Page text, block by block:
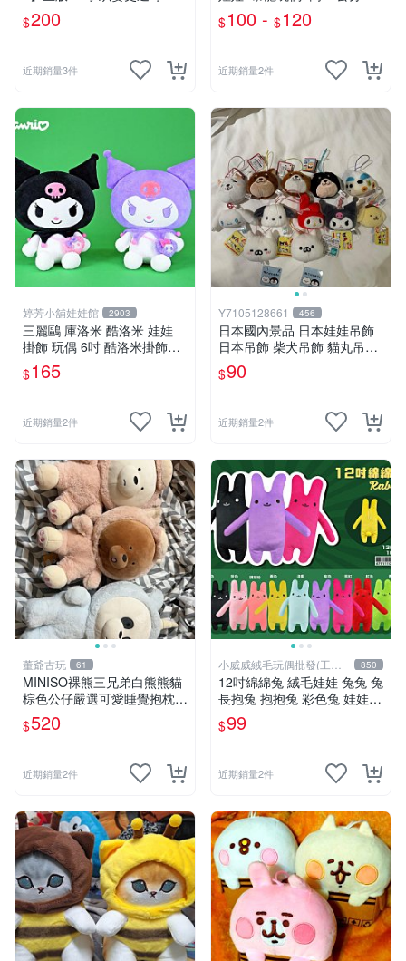
O01
$200
近期銷量3件
龍娃娃~侏儸紀世界~暴龍 暴
龍玩偶~生日/情人禮物~全省
$100 - $120
近期銷量2件
婷芳小舖娃娃館 2903
三麗鷗 庫洛米 酷洛米 娃娃
掛飾 玩偶 6吋 酷洛米掛飾飾
娃娃~正版三麗鷗 酷洛米坐姿
背小背包款 酷洛米娃娃掛飾
$165
近期銷量2件
Y7105128661 456
日本國內景品 日本娃娃吊飾
日本吊飾 柴犬吊飾 貓丸吊飾
庫洛米吊飾 大耳狗吊飾 布丁
狗吊飾 帕恰狗吊飾 天竺鼠車
$90
近期銷量2件
董爺古玩 61
MINISO裸熊三兄弟白熊熊貓
棕色公仔嚴選可愛睡覺抱枕玩
偶熊玩具 裸熊 玩具 公仔
$520
近期銷量2件
小威威絨毛玩偶批發(工廠
直營)
850
12吋綿綿兔 絨毛娃娃 兔兔 兔
長抱兔 抱抱兔 彩色兔 娃娃
公仔 禮品 生活雜貨
$99
近期銷量2件